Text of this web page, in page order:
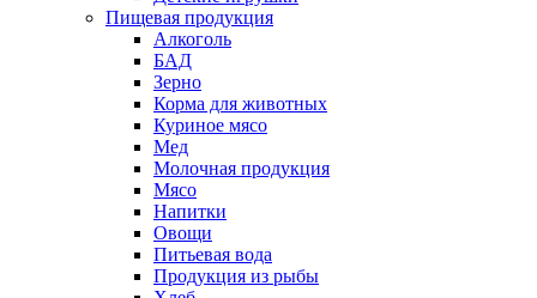
Пищевая продукция
Алкоголь
БАД
Зерно
Корма для животных
Куриное мясо
Мед
Молочная продукция
Мясо
Напитки
Овощи
Питьевая вода
Продукция из рыбы